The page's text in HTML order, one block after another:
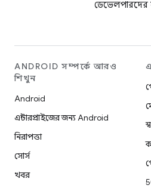
ANDROID সম্পর্কে আরও
শিখুন
Android
এন্টারপ্রাইজের জন্য Android
নিরাপত্তা
সোর্স
খবর